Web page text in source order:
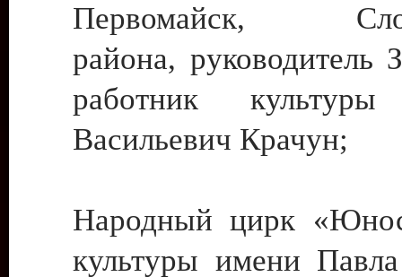
Первомайск,
района, руководитель
работник культуры
Васильевич Крачун;
Народный цирк
культуры имени